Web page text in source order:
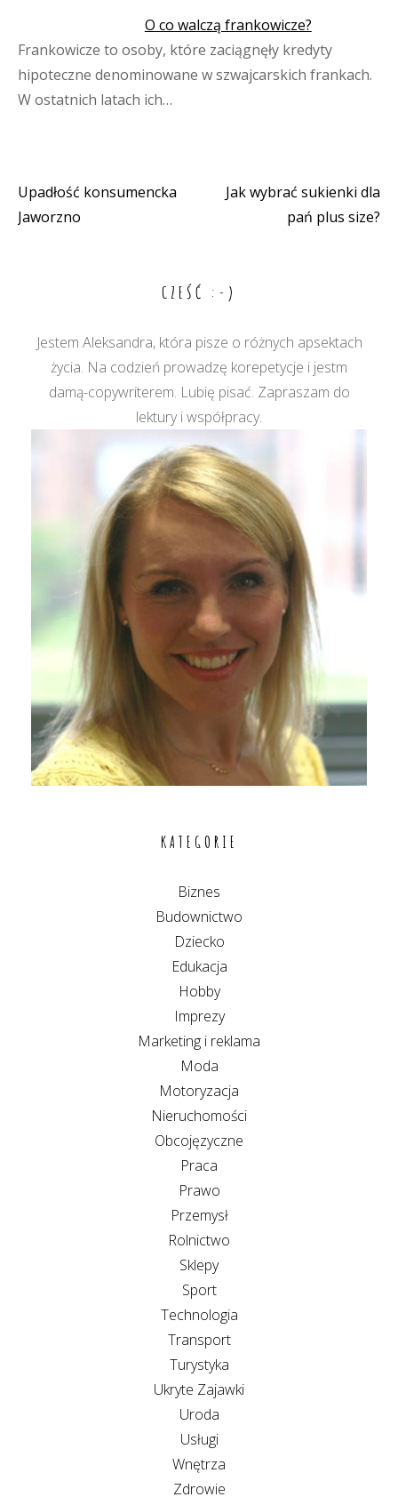
O co walczą frankowicze?
Frankowicze to osoby, które zaciągnęły kredyty
hipoteczne denominowane w szwajcarskich frankach.
W ostatnich latach ich…
Nawigacja
Upadłość konsumencka
Jaworzno
Jak wybrać sukienki dla
pań plus size?
CZEŚĆ :-)
Jestem Aleksandra, która pisze o różnych apsektach
życia. Na codzień prowadzę korepetycje i jestm
damą-copywriterem. Lubię pisać. Zapraszam do
lektury i współpracy.
KATEGORIE
Biznes
Budownictwo
Dziecko
Edukacja
Hobby
Imprezy
Marketing i reklama
Moda
Motoryzacja
Nieruchomości
Obcojęzyczne
Praca
Prawo
Przemysł
Rolnictwo
Sklepy
Sport
Technologia
Transport
Turystyka
Ukryte Zajawki
Uroda
Usługi
Wnętrza
Zdrowie